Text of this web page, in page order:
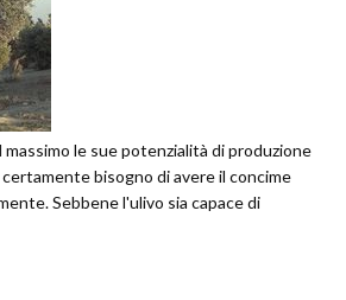
le sue potenzialità di produzione
certamente bisogno di avere il concime
Sebbene l'ulivo sia capace di